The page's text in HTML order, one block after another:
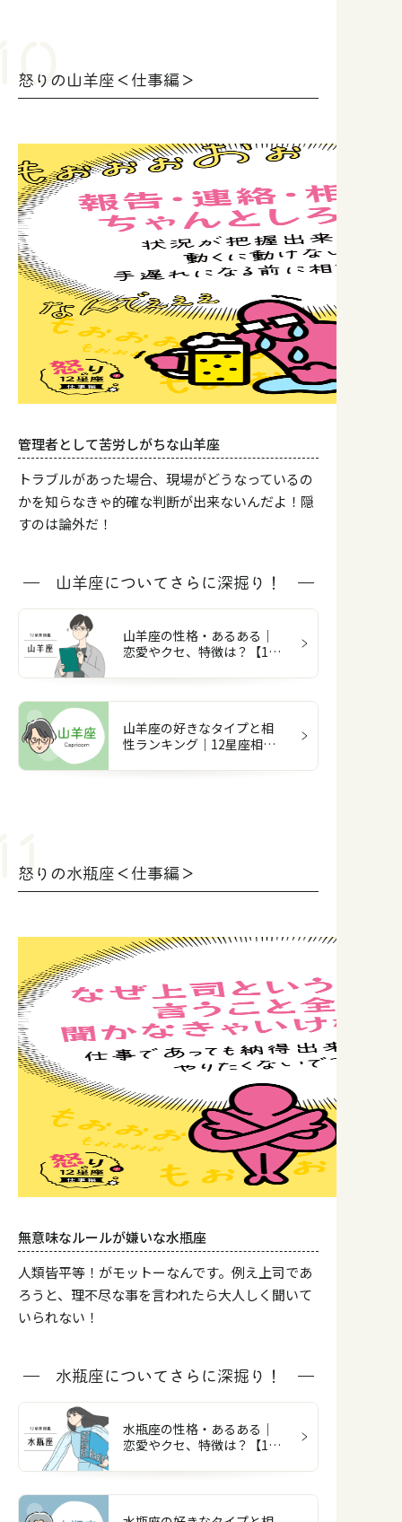
怒りの山羊座＜仕事編＞
管理者として苦労しがちな山羊座
トラブルがあった場合、現場がどうなっているの
かを知らなきゃ的確な判断が出来ないんだよ！隠
すのは論外だ！
山羊座についてさらに深掘り！
山羊座の性格・あるある｜
恋愛やクセ、特徴は？【12
山羊座の好きなタイプと相
性ランキング｜12星座相性
怒りの水瓶座＜仕事編＞
無意味なルールが嫌いな水瓶座
人類皆平等！がモットーなんです。例え上司であ
ろうと、理不尽な事を言われたら大人しく聞いて
いられない！
水瓶座についてさらに深掘り！
水瓶座の性格・あるある｜
恋愛やクセ、特徴は？【12